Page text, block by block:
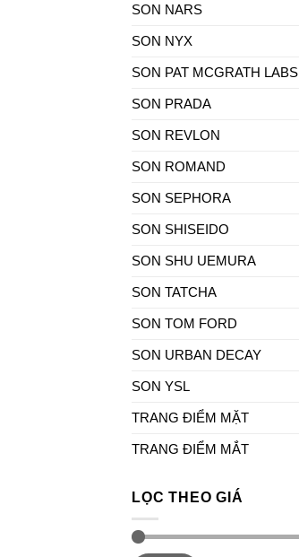
SON NARS
SON NYX
SON PAT MCGRATH LABS
SON PRADA
SON REVLON
SON ROMAND
SON SEPHORA
SON SHISEIDO
SON SHU UEMURA
SON TATCHA
SON TOM FORD
SON URBAN DECAY
SON YSL
TRANG ĐIỂM MẶT
TRANG ĐIỂM MẮT
LỌC THEO GIÁ